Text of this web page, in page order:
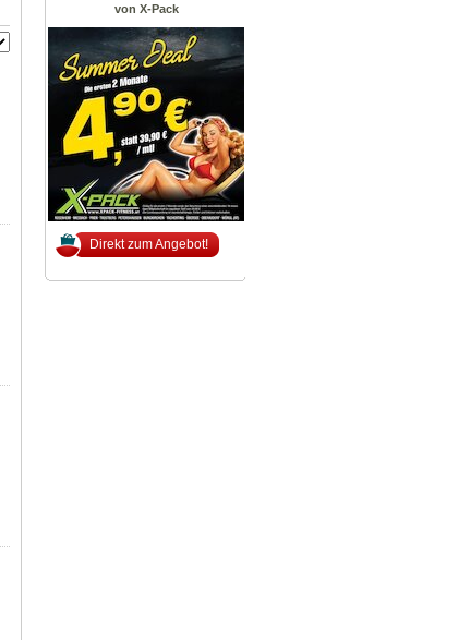
von X-Pack
Direkt zum Angebot!